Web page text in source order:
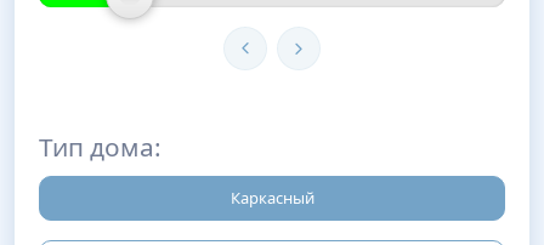
Тип дома:
Каркасный